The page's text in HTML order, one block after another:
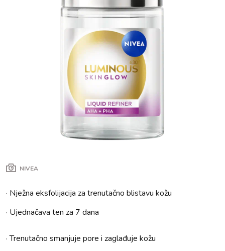
NIVEA
· Nježna eksfolijacija za trenutačno blistavu kožu
· Ujednačava ten za 7 dana
· Trenutačno smanjuje pore i zaglađuje kožu